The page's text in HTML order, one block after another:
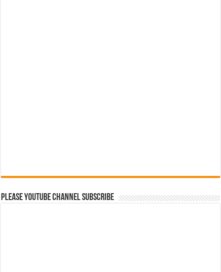
Please Youtube Channel Subscribe